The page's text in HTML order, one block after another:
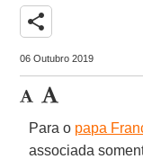
share
06 Outubro 2019
Para o papa
associada